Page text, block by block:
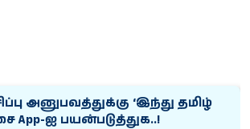
அனுபவத்துக்கு ‘இந்து தமிழ்
App-ஐ பயன்படுத்துக..!